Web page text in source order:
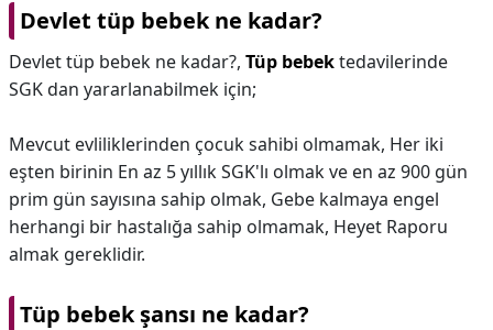
Devlet tüp bebek ne kadar?
Devlet tüp bebek ne kadar?, Tüp bebektedavilerinde
SGK dan yararlanabilmek için;
Mevcut evliliklerinden çocuk sahibi olmamak, Her iki
eşten birinin En az 5 yıllık SGK'lı olmak ve en az 900 gün
prim gün sayısına sahip olmak, Gebe kalmaya engel
herhangi bir hastalığa sahip olmamak, Heyet Raporu
almak gereklidir.
Tüp bebek şansı ne kadar?